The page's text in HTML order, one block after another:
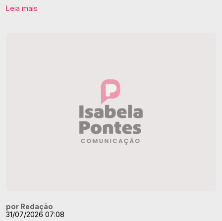
Leia mais
por Redação
31/07/2026 07:08